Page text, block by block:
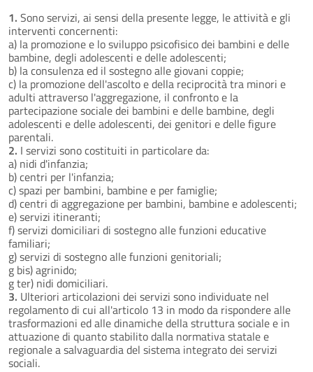
1. Sono servizi, ai sensi della presente legge, le attività e gli
interventi concernenti:
a) la promozione e lo sviluppo psicofisico dei bambini e delle
bambine, degli adolescenti e delle adolescenti;
b) la consulenza ed il sostegno alle giovani coppie;
c) la promozione dell'ascolto e della reciprocità tra minori e
adulti attraverso l'aggregazione, il confronto e la
partecipazione sociale dei bambini e delle bambine, degli
adolescenti e delle adolescenti, dei genitori e delle figure
parentali.
2. I servizi sono costituiti in particolare da:
a) nidi d'infanzia;
b) centri per l'infanzia;
c) spazi per bambini, bambine e per famiglie;
d) centri di aggregazione per bambini, bambine e adolescenti;
e) servizi itineranti;
f) servizi domiciliari di sostegno alle funzioni educative
familiari;
g) servizi di sostegno alle funzioni genitoriali;
g bis) agrinido;
g ter) nidi domiciliari.
3. Ulteriori articolazioni dei servizi sono individuate nel
regolamento di cui all'articolo 13 in modo da rispondere alle
trasformazioni ed alle dinamiche della struttura sociale e in
attuazione di quanto stabilito dalla normativa statale e
regionale a salvaguardia del sistema integrato dei servizi
sociali.